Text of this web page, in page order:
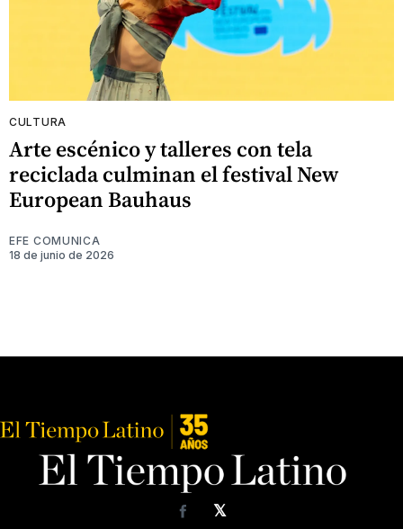
CULTURA
Arte escénico y talleres con tela
reciclada culminan el festival New
European Bauhaus
EFE COMUNICA
18 de junio de 2026
𝕏
Facebook